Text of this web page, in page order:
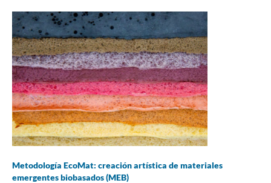
Metodología EcoMat: creación artística de materiales
emergentes biobasados (MEB)